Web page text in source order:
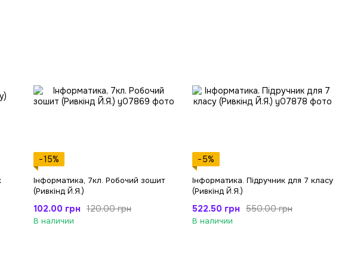
−15%
Інформатика, 7кл. Робочий зошит
(Ривкінд Й.Я.)
120.00 грн
102.00 грн
В наличии
−5%
Інформатика. Підручник для 7 класу
(Ривкінд Й.Я.)
550.00 грн
522.50 грн
В наличии